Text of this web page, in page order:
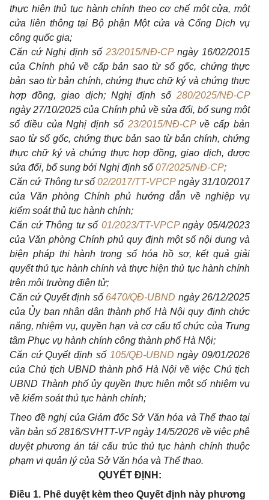
thực hiện thủ tục hành chính theo cơ chế một cửa, một
cửa liên thông tại Bộ phận Một cửa và Cổng Dịch vụ
công quốc gia;
Căn cứ Nghị định số 23/2015/NĐ-CPngày 16/02/2015
của Chính phủ về cấp bản sao từ sổ gốc, chứng thực
bản sao từ bản chính, chứng thực chữ ký và chứng thực
hợp đồng, giao dịch; Nghị định số 280/2025/NĐ-CP
ngày 27/10/2025 của Chính phủ về sửa đổi, bổ sung một
số điều của Nghị định số 23/2015/NĐ-CPvề cấp bản
sao từ sổ gốc, chứng thực bản sao từ bản chính, chứng
thực chữ ký và chứng thực hợp đồng, giao dịch, được
sửa đổi, bổ sung bởi Nghị định số 07/2025/NĐ-CP;
Căn cứ Thông tư số02/2017/TT-VPCPngày 31/10/2017
của Văn phòng Chính phủ hướng dẫn về nghiệp vụ
kiểm soát thủ tục hành chính;
Căn cứ Thông tư số 01/2023/TT-VPCPngày 05/4/2023
của Văn phòng Chính phủ quy định một số nội dung và
biện pháp thi hành trong số hóa hồ sơ, kết quả giải
quyết thủ tục hành chính và thực hiện thủ tục hành chính
trên môi trường điện tử;
Căn cứ Quyết định số 6470/QĐ-UBND ngày 26/12/2025
của Ủy ban nhân dân thành phố Hà Nội quy định chức
năng, nhiệm vụ, quyền hạn và cơ cấu tổ chức của Trung
tâm Phục vụ hành chính công thành phố Hà Nội;
Căn cứ Quyết định số 105/QĐ-UBND ngày 09/01/2026
của Chủ tịch UBND thành phố Hà Nội về việc Chủ tịch
UBND Thành phố ủy quyền thực hiện một số nhiệm vụ
về kiểm soát thủ tục hành chính;
Theo đề nghị của Giám đốc Sở Văn hóa và Thể thao tại
văn bản số 2816/SVHTT-VP ngày 14/5/2026 về việc phê
duyệt phương án tái cấu trúc thủ tục hành chính thuộc
phạm vi quản lý của Sở Văn hóa và Thể thao.
QUYẾT ĐỊNH:
Điều 1. Phê duyệt kèm theo Quyết định này phương